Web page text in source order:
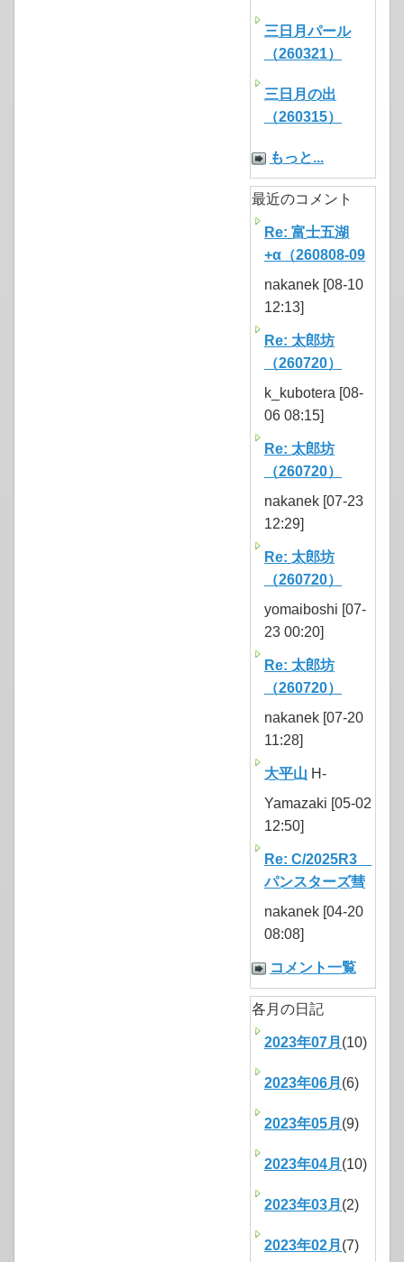
三日月パール
（260321）
三日月の出
（260315）
もっと...
最近のコメント
Re: 富士五湖
+α（260808-09
nakanek [08-10
12:13]
Re: 太郎坊
（260720）
k_kubotera [08-
06 08:15]
Re: 太郎坊
（260720）
nakanek [07-23
12:29]
Re: 太郎坊
（260720）
yomaiboshi [07-
23 00:20]
Re: 太郎坊
（260720）
nakanek [07-20
11:28]
大平山 H-
Yamazaki [05-02
12:50]
Re: C/2025R3
パンスターズ彗
nakanek [04-20
08:08]
コメント一覧
各月の日記
2023年07月 (10)
2023年06月 (6)
2023年05月 (9)
2023年04月 (10)
2023年03月 (2)
2023年02月 (7)